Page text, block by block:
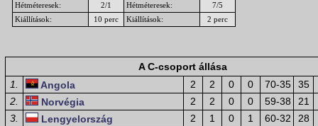
Hétméteresek:
2/1 Hétméteresek:
7/5
Kiállítások:
10 perc Kiállítások: 2 perc
A C-csoport állása
1.
Angola 2 2 0 0 70-35
35
2.
Norvégia 2 2 0 0 59-38
21
3.
Lengyelország 2 1 0 1 60-32
28